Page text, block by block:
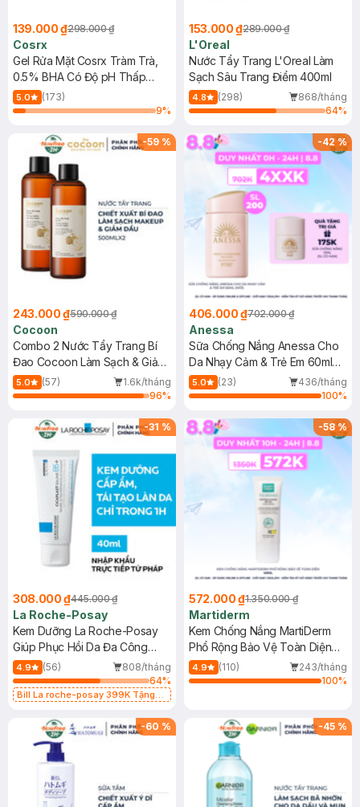
139.000 ₫298.000 ₫
Cosrx
Gel Rửa Mặt Cosrx Tràm Trà,
0.5% BHA Có Độ pH Thấp
150ml
5.0
(173)
9%
153.000 ₫289.000 ₫
L'Oreal
Nước Tẩy Trang L'Oreal Làm
Sạch Sâu Trang Điểm 400ml
4.8 (298)
868/tháng
64%
-59 %
243.000 ₫590.000 ₫
Cocoon
Combo 2 Nước Tẩy Trang Bí
Đao Cocoon Làm Sạch & Giảm
Dầu 500ml
5.0 (57)
1.6k/tháng
96%
-42%
406.000 ₫702.000 ₫
Anessa
Sữa Chống Nắng Anessa Cho
Da Nhạy Cảm & Trẻ Em 60ml
(Mới)
5.0 (23)
436/tháng
100%
-31 %
308.000 ₫445.000 ₫
La Roche-Posay
Kem Dưỡng La Roche-Posay
Giúp Phục Hồi Da Đa Công
Dụng 40ml
4.9 (56)
808/tháng
64%
Bill La roche-posay 399K Tặng
(SL có hạn)
-58%
572.000 ₫1.350.000 ₫
Martiderm
Kem Chống Nắng MartiDerm
Phổ Rộng Bảo Vệ Toàn Diện
40ml
4.9 (110)
243/tháng
100%
-60 % -45 %